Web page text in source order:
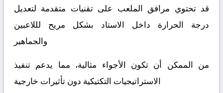
قد تحتوي مرافق الملعب على تقنيات متقدمة لتعديل
درجة الحرارة داخل الاستاد بشكل مريح لللاعبين
والجماهير
من الممكن أن تكون الأجواء مثالية، مما يدعم تنفيذ
الاستراتيجيات التكتيكية دون تأثيرات خارجية